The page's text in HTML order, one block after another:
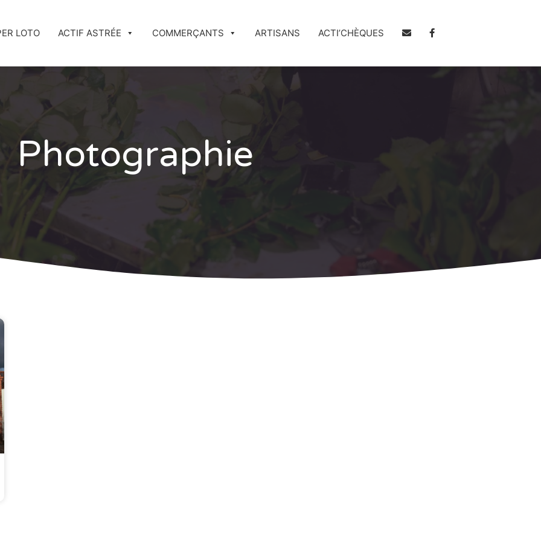
LOTO ACTIF ASTRÉE COMMERÇANTS ARTISANS ACTI’CHÈQUES
Photographie